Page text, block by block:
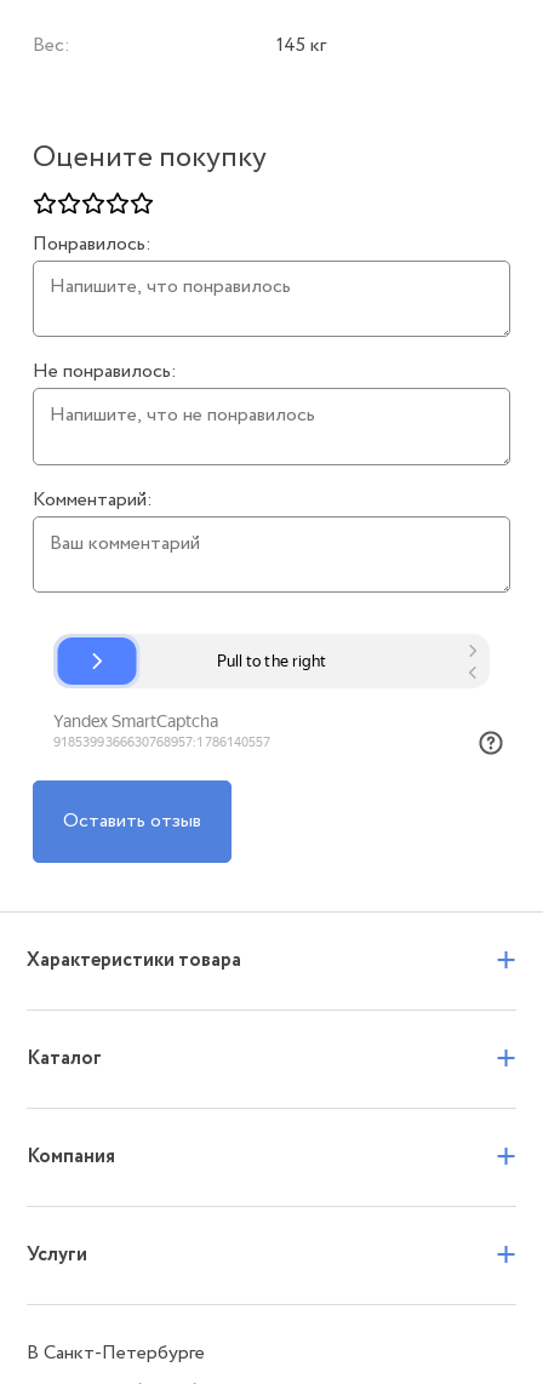
Оцените покупку
Понравилось:
Не понравилось:
Комментарий:
Оставить отзыв
Вес: 145 кг
Характеристики товара +
Каталог +
Компания +
Услуги +
В Санкт-Петербурге